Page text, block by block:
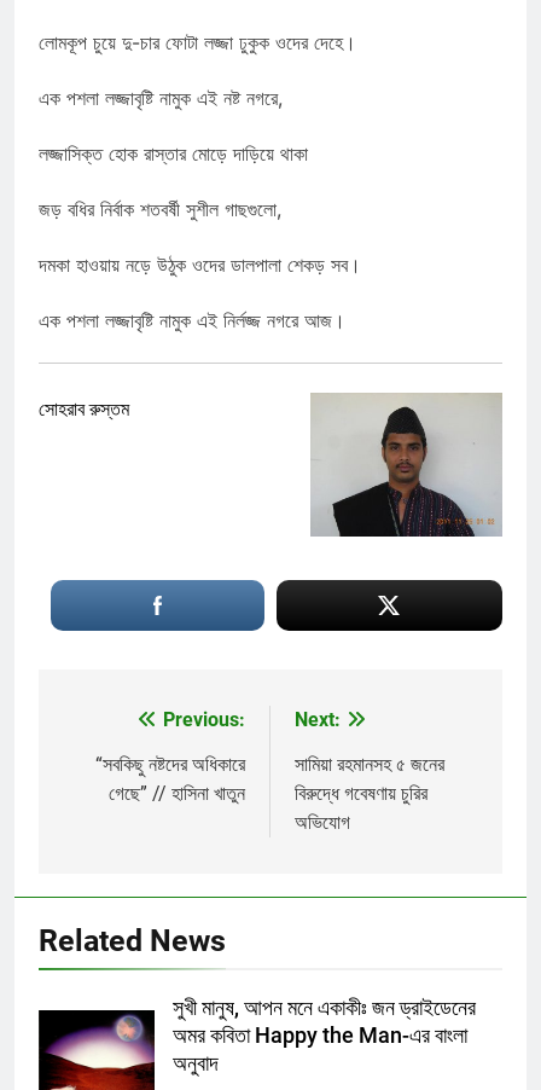
লোমকূপ চুয়ে দু-চার ফোটা লজ্জা ঢুকুক ওদের দেহে।
এক পশলা লজ্জাবৃষ্টি নামুক এই নষ্ট নগরে,
লজ্জাসিক্ত হোক রাস্তার মোড়ে দাড়িয়ে থাকা
জড় বধির নির্বাক শতবর্ষী সুশীল গাছগুলো,
দমকা হাওয়ায় নড়ে উঠুক ওদের ডালপালা শেকড় সব।
এক পশলা লজ্জাবৃষ্টি নামুক এই নির্লজ্জ নগরে আজ।
সোহরাব রুস্তম
navigation
Previous:
“সবকিছু নষ্টদের অধিকারে
গেছে” // হাসিনা খাতুন
Next:
সামিয়া রহমানসহ ৫ জনের
বিরুদ্ধে গবেষণায় চুরির
অভিযোগ
Related News
সুখী মানুষ, আপন মনে একাকীঃ জন ড্রাইডেনের
অমর কবিতা Happy the Man-এর বাংলা
অনুবাদ